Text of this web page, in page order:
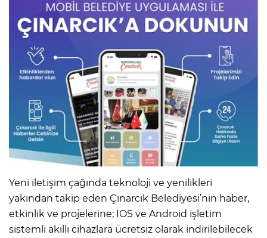
Yeni iletişim çağında teknoloji ve yenilikleri
yakından takip eden Çınarcık Belediyesi’nin haber,
etkinlik ve projelerine; IOS ve Android işletim
sistemli akıllı cihazlara ücretsiz olarak indirilebilecek